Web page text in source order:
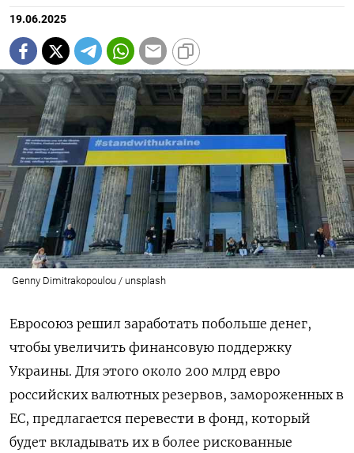
19.06.2025
Genny Dimitrakopoulou / unsplash
Евросоюз решил заработать побольше денег,
чтобы увеличить финансовую поддержку
Украины. Для этого около 200 млрд евро
российских валютных резервов, замороженных в
ЕС, предлагается перевести в фонд, который
будет вкладывать их в более рискованные